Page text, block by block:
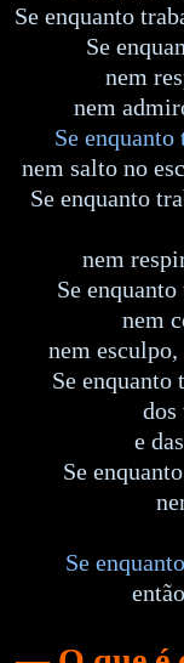
Se enquanto
Se
nem
nem
Se
nem salto no
Se enquanto
nem
Se
nem
nem
Se enquanto
dos
e
Se
Se